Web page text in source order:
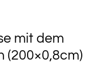
mit dem
(200×0,8cm)